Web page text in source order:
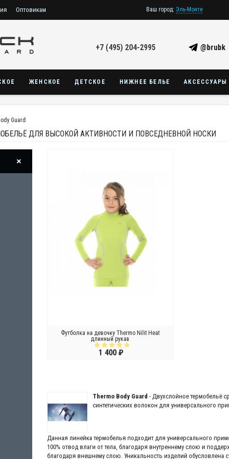
Оптовикам Ваш город: Эль-Монте
+7 (495) 204-2995 @brubk
ЖЕНСКОЕ ДЕТСКОЕ НИЖНЕЕ БЕЛЬЕ АКСЕССУАРЫ
Guard
ДЛЯ ВЫСОКОЙ АКТИВНОСТИ И ПОВСЕДНЕВНОЙ НОСКИ
Футболка на девочку Thermo Nilit Heat
длинный рукав
1 400 ₽
Thermo Body Guard - Двухслойное термобельё
синтетических волокон для универсального
Данная линейка термобелья подходит для универсального
100% отвод влаги от тела, благодаря внутреннему слою и
благодаря внешнему слою. Уникальность изделий обусловлена